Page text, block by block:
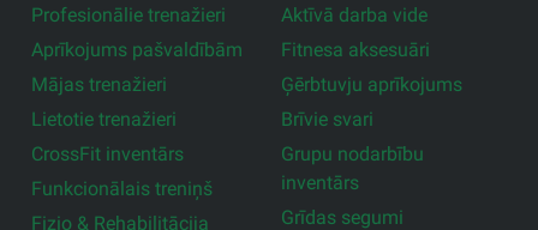
Profesionālie trenažieri
Aprīkojums pašvaldībām
Mājas trenažieri
Lietotie trenažieri
CrossFit inventārs
Funkcionālais treniņš
Fizio & Rehabilitācija
Aktīvā darba vide
Fitnesa aksesuāri
Ģērbtuvju aprīkojums
Brīvie svari
Grupu nodarbību
inventārs
Grīdas segumi